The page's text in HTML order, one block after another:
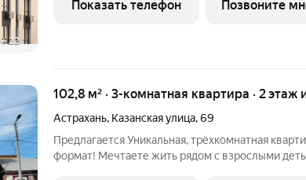
+22
особенность проекта
Показать телефон Позвоните
102,8 м² · 3-комнатная квартира · 2 этаж
Астрахань, Казанская улица,69
Предлагается Уникальная, трёхкомнатная
формат! Мечтаете жить рядом с взрослыми